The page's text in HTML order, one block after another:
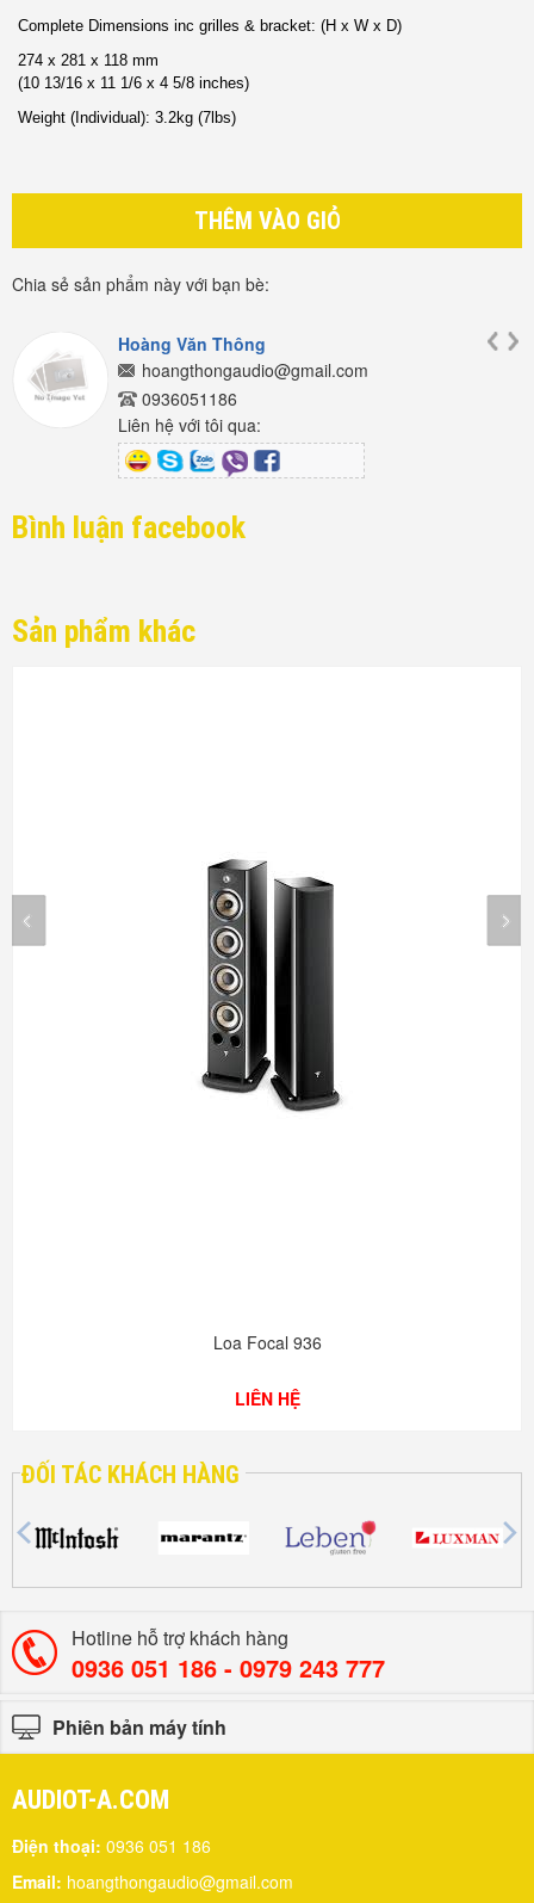
Complete Dimensions inc grilles & bracket: (H x W x D)
274 x 281 x 118 mm
(10 13/16 x 11 1/6 x 4 5/8 inches)
Weight (Individual): 3.2kg (7lbs)
THÊM VÀO GIỎ
Chia sẻ sản phẩm này với bạn bè:
Hoàng Văn Thông
hoangthongaudio@gmail.com
0936051186
Liên hệ với tôi qua:
Bình luận facebook
Sản phẩm khác
Loa Focal 936
LIÊN HỆ
ĐỐI TÁC KHÁCH HÀNG
Hotline hỗ trợ khách hàng
0936 051 186 - ‎0979 243 777
Phiên bản máy tính
AUDIOT-A.COM
Điện thoại: 0936 051 186
Email: hoangthongaudio@gmail.com